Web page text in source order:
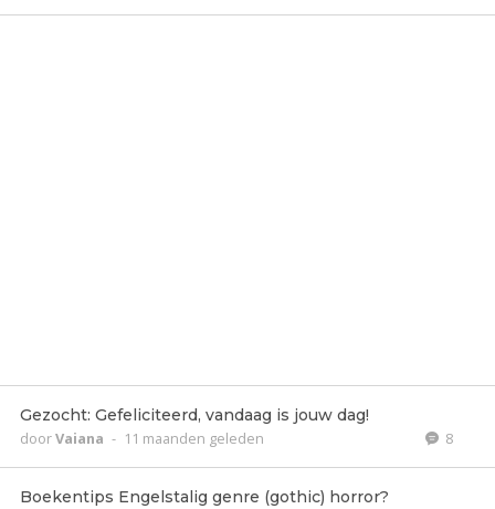
Gezocht: Gefeliciteerd, vandaag is jouw dag!
doorVaiana - 11 maanden geleden 8
Boekentips Engelstalig genre (gothic) horror?